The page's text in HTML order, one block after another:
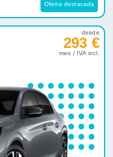
Oferta destacada
desde
293 €
mes / IVA incl.